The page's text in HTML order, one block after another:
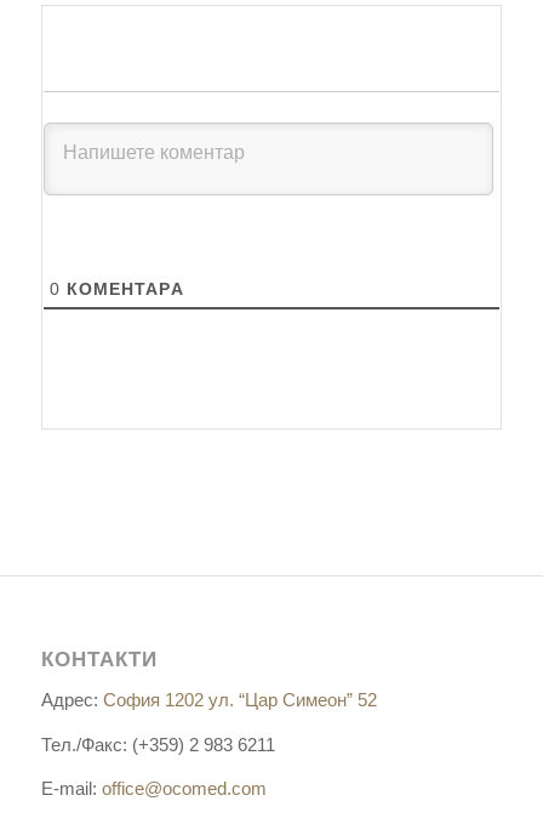
0 КОМЕНТАРA
КОНТАКТИ
Адрес: София 1202 ул. “Цар Симеон” 52
Тел./Факс: (+359) 2 983 6211
E-mail: office@ocomed.com